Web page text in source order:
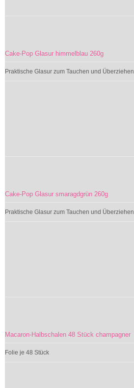
Cake-Pop Glasur himmelblau 260g
Praktische Glasur zum Tauchen und Überziehen
Cake-Pop Glasur smaragdgrün 260g
Praktische Glasur zum Tauchen und Überziehen
Macaron-Halbschalen 48 Stück champagner
Folie je 48 Stück